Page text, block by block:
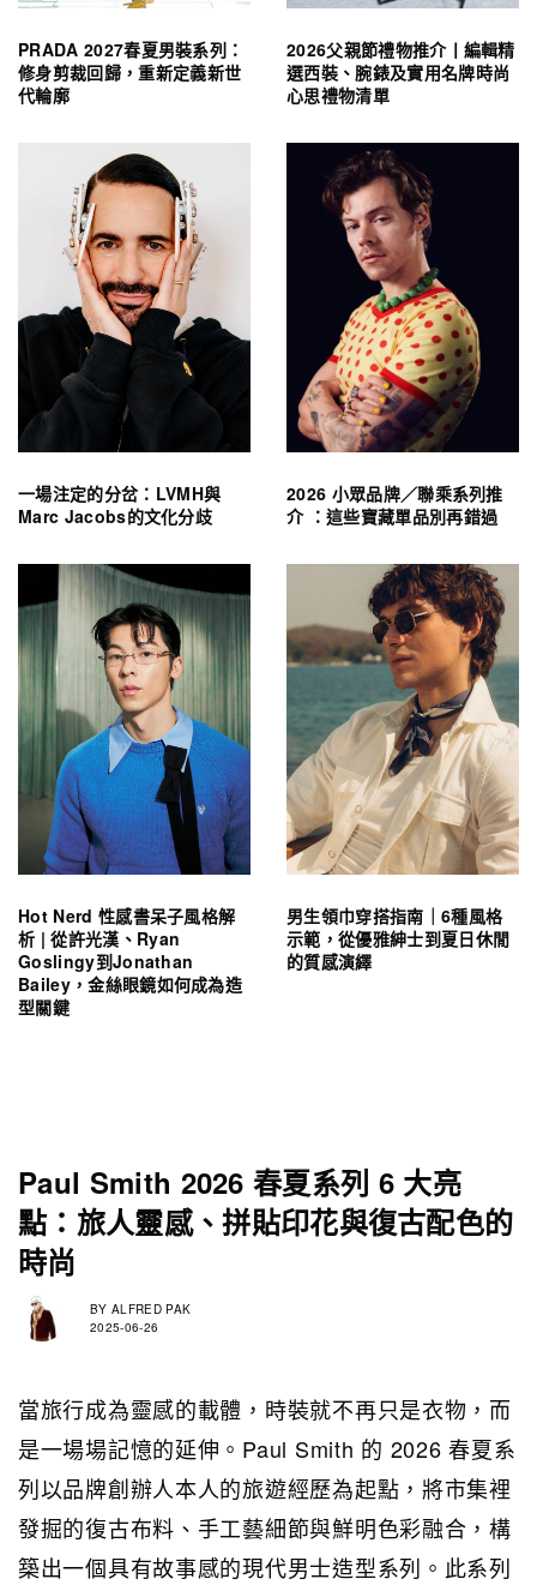
PRADA 2027春夏男裝系列：
修身剪裁回歸，重新定義新世
代輪廓
2026父親節禮物推介丨編輯精
選西裝、腕錶及實用名牌時尚
心思禮物清單
一場注定的分岔：LVMH與
Marc Jacobs的文化分歧
2026 小眾品牌／聯乘系列推
介 ：這些寶藏單品別再錯過
Hot Nerd 性感書呆子風格解
析 | 從許光漢、Ryan
Goslingy到Jonathan
Bailey，金絲眼鏡如何成為造
型關鍵
男生領巾穿搭指南｜6種風格
示範，從優雅紳士到夏日休閒
的質感演繹
Paul Smith 2026 春夏系列 6 大亮
點：旅人靈感、拼貼印花與復古配色的
時尚
BY ALFRED PAK
2025-06-26
當旅行成為靈感的載體，時裝就不再只是衣物，而
是一場場記憶的延伸。Paul Smith 的 2026 春夏系
列以品牌創辦人本人的旅遊經歷為起點，將市集裡
發掘的復古布料、手工藝細節與鮮明色彩融合，構
築出一個具有故事感的現代男士造型系列。此系列